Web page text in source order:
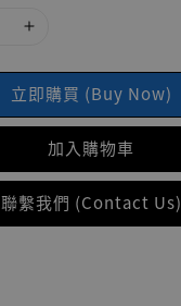
立即購買 (Buy Now)
加入購物車
聯繫我們 (Contact Us)